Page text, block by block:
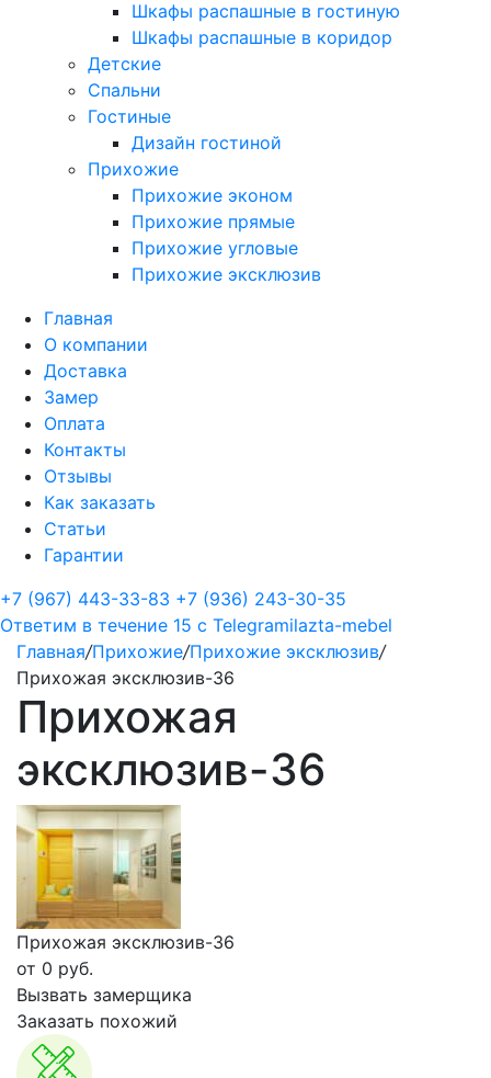
Шкафы распашные в гостиную
Шкафы распашные в коридор
Детские
Спальни
Гостиные
Дизайн гостиной
Прихожие
Прихожие эконом
Прихожие прямые
Прихожие угловые
Прихожие эксклюзив
Главная
О компании
Доставка
Замер
Оплата
Контакты
Отзывы
Как заказать
Статьи
Гарантии
+7 (967) 443-33-83 +7 (936) 243-30-35
Ответим в течение 15 с Telegramilazta-mebel
Главная/Прихожие/Прихожие эксклюзив/
Прихожая эксклюзив-36
Прихожая
эксклюзив-36
Прихожая эксклюзив-36
от 0 руб.
Вызвать замерщика
Заказать похожий